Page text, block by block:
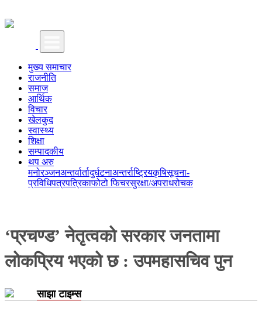
मुख्य समाचार
राजनीति
समाज
आर्थिक
विचार
खेलकुद
स्वास्थ्य
शिक्षा
सम्पादकीय
थप अरु
मनोरञ्जनअन्तर्वार्तादुर्घटनाअन्तर्राष्ट्रियकृषिसूचना-
प्रविधिपत्रपत्रिकाफोटो फिचरसुरक्षा/अपराधरोचक
‘प्रचण्ड’ नेतृत्वको सरकार जनतामा
लोकप्रिय भएको छ : उपमहासचिव पुन
साझा टाइम्स